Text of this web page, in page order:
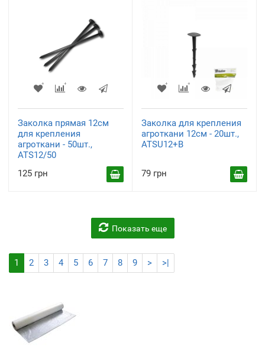
Заколка прямая 12см
для крепления
агроткани - 50шт.,
ATS12/50
125 грн
Заколка для крепления
агроткани 12см - 20шт.,
ATSU12+B
79 грн
Показать еще
1 2 3 4 5 6 7 8 9 > >|